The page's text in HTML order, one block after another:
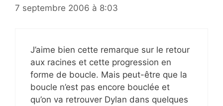
7 septembre 2006 à 8:03
J’aime bien cette remarque sur le retour
aux racines et cette progression en
forme de boucle. Mais peut-être que la
boucle n’est pas encore bouclée et
qu’on va retrouver Dylan dans quelques